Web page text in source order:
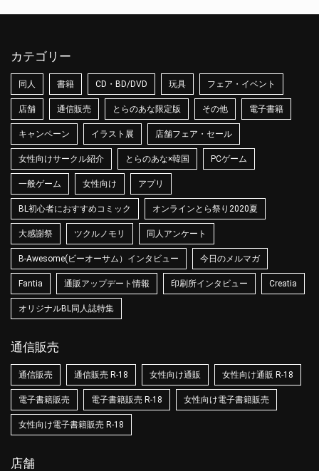
カテゴリー
同人 書籍 CD・BD/DVD 玩具 フェア・イベント
店舗 通信販売 とらのあな限定版 その他 電子書籍
キャンペーン イラスト展 店舗フェア・セール
女性向けサークル紹介 とらのあな×韓国 PCゲーム
一般ゲーム 女性向け アプリ
BL初心者におすすめコミック オンラインとら祭り2020夏
大感謝祭 ツクルノモリ 同人アンケート
B-Awesome(ビーオーサム）インタビュー 今日のメルマガ
Fantia 通販アップデート情報 印刷所インタビュー Creatia
オリジナルBL同人誌特集
通信販売
通信販売 通信販売 R-18 女性向け通販 女性向け通販 R-18
電子書籍販売 電子書籍販売 R-18 女性向け電子書籍販売
女性向け電子書籍販売 R-18
店舗